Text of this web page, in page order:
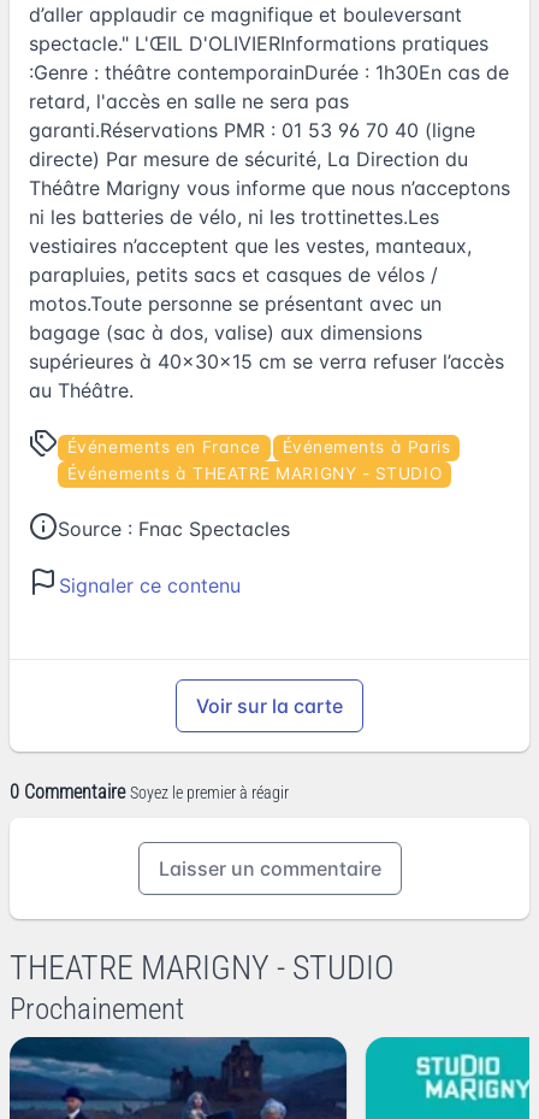
d’aller applaudir ce magnifique et bouleversant
spectacle." L'ŒIL D'OLIVIERInformations pratiques
:Genre : théâtre contemporainDurée : 1h30En cas de
retard, l'accès en salle ne sera pas
garanti.Réservations PMR : 01 53 96 70 40 (ligne
directe) Par mesure de sécurité, La Direction du
Théâtre Marigny vous informe que nous n’acceptons
ni les batteries de vélo, ni les trottinettes.Les
vestiaires n’acceptent que les vestes, manteaux,
parapluies, petits sacs et casques de vélos /
motos.Toute personne se présentant avec un
bagage (sac à dos, valise) aux dimensions
supérieures à 40x30x15 cm se verra refuser l’accès
au Théâtre.
Événements en France
Événements à Paris
Événements à THEATRE MARIGNY - STUDIO
Source : Fnac Spectacles
Signaler ce contenu
Voir sur la carte
0 Commentaire Soyez le premier à réagir
Laisser un commentaire
THEATRE MARIGNY - STUDIO
Prochainement